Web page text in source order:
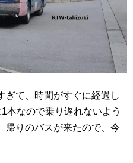
ぎて、時間がすぐに経過し
本なので乗り遅れないよう
帰りのバスが来たので、今